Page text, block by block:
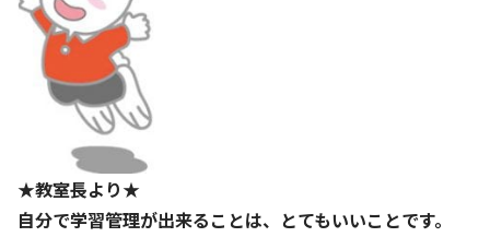
★教室長より★
自分で学習管理が出来ることは、とてもいいことです。